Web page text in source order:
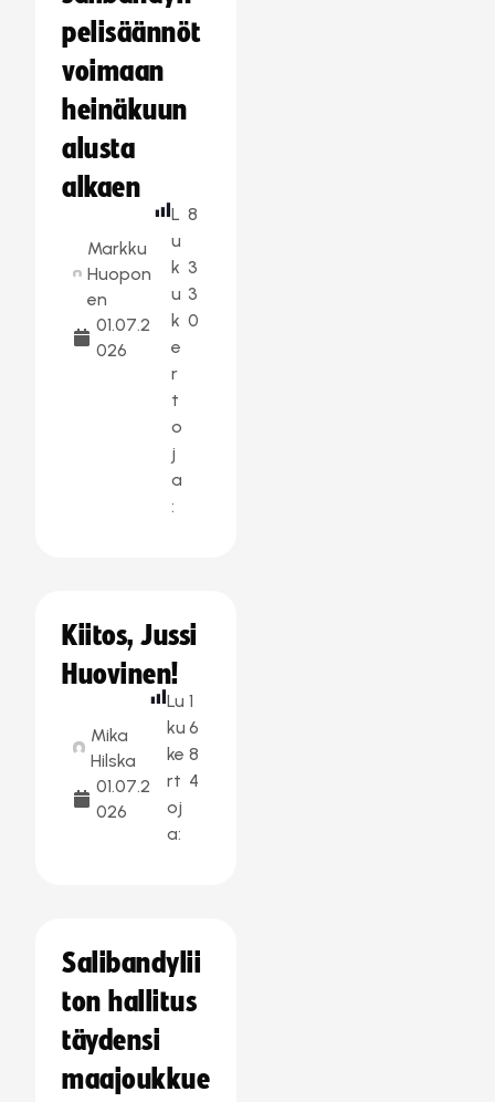
pelisäännöt
voimaan
heinäkuun
alusta
alkaen
Markku
Huopon
en
01.07.2
026
L
u
k
u
k
e
r
t
o
j
a
:
8
3
3
0
Kiitos, Jussi
Huovinen!
Mika
Hilska
01.07.2
026
Lu
ku
ke
rt
oj
a:
1
6
8
4
Salibandylii
ton hallitus
täydensi
maajoukkue